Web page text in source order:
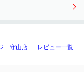
．０
守山店
レビュー一覧